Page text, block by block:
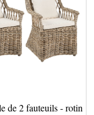
de 2 fauteuils - rotin